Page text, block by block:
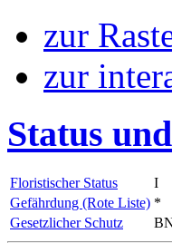
zur
zur
Status
Floristischer Status I
Gefährdung (Rote Liste) *
Gesetzlicher Schutz